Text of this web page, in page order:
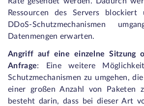
Ressourcen des Servers blockiert
DDoS-Schutzmechanismen
Datenmengen erwarten.
Angriff auf eine einzelne Sitzung
Anfrage: Eine weitere
Schutzmechanismen zu umgehen,
einer großen Anzahl von Paketen
besteht darin, dass bei dieser Art